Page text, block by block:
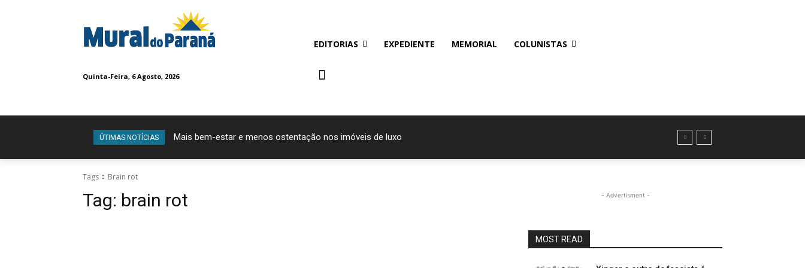
Quinta-Feira, 6 Agosto, 2026
EDITORIAS EXPEDIENTE MEMORIAL COLUNISTAS
ÚTIMAS NOTÍCIAS Mais bem-estar e menos ostentação nos imóveis de luxo
Tags Brain rot
Tag: brain rot - Advertisment -
MOST READ